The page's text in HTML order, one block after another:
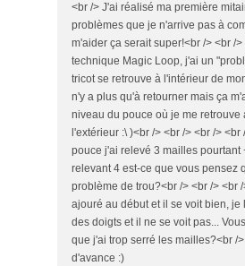
<br /> J'ai réalisé ma première
problèmes que je n'arrive pas à
m'aider ça serait super!<br /> <br /
technique Magic Loop, j'ai un
tricot se retrouve à l'intérieur de
n'y a plus qu'à retourner mais ça
niveau du pouce où je me retrouve
l'extérieur :\ )<br /> <br /> <br />
pouce j'ai relevé 3 mailles pourtant
relevant 4 est-ce que vous pensez
problème de trou?<br /> <br /> <br
ajouré au début et il se voit bien, je
des doigts et il ne se voit pas...
que j'ai trop serré les mailles?<br /
d'avance :)